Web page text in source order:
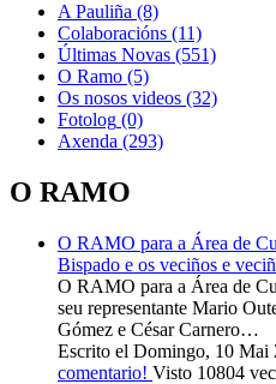
A Pauliña (8)
Colaboracións (11)
Últimas Novas (551)
O Ramo (5)
Os nosos videos (32)
Fotolog (0)
Axenda (293)
O RAMO
O RAMO para a Área de
Bispado e os veciños e
O RAMO para a Área de
seu representante Mario
Gómez e César Carnero…
Escrito el Domingo, 10 Mai
comentario! Visto 10804